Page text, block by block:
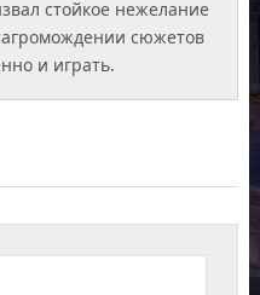
стойкое нежелание
сюжетов
и играть.